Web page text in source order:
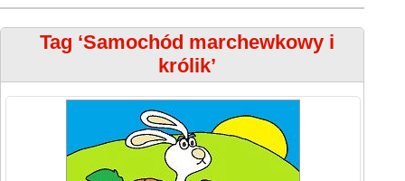
Tag ‘Samochód marchewkowy i
królik’